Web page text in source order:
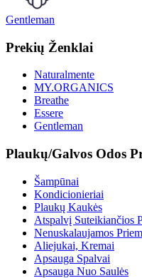
Gentleman
Prekių Ženklai
Naturalmente
MY.ORGANICS
Breathe
Essere
Gentleman
Plaukų/Galvos Odos
Šampūnai
Kondicionieriai
Plaukų Kaukės
Atspalvį Suteikiančios
Nenuskalaujamos
Aliejukai, Kremai
Apsauga Spalvai
Apsauga Nuo Saulės